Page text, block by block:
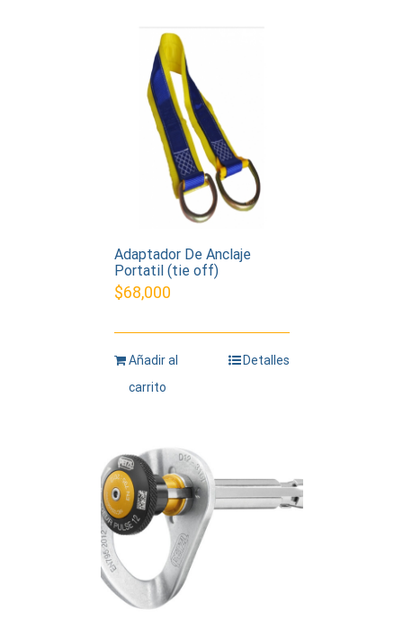
Adaptador De Anclaje
Portatil (tie off)
$68,000
Añadir al
carrito
Detalles